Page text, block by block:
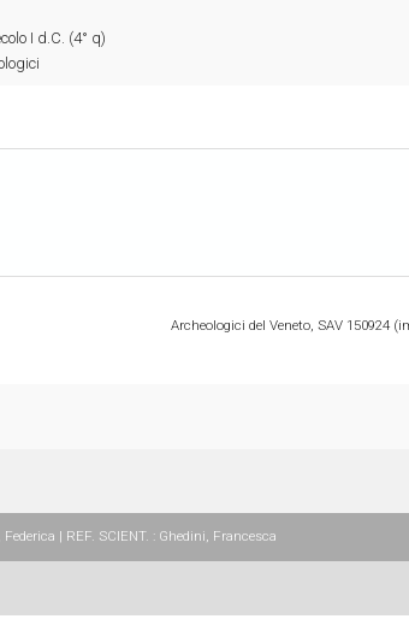
I d.C. (4° q)
Archeologici del Veneto, SAV 150924
| REF. SCIENT. : Ghedini, Francesca